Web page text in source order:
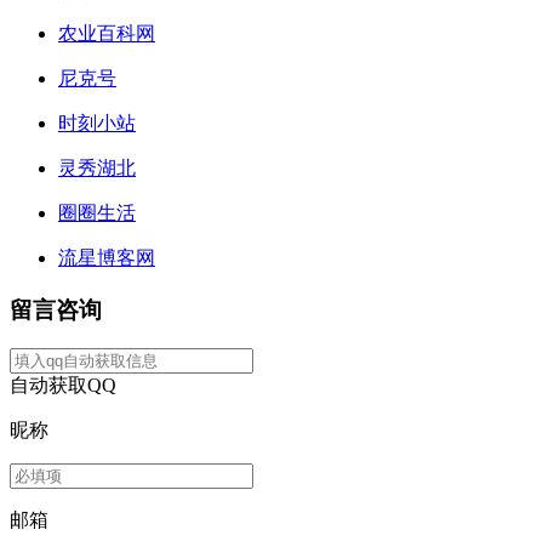
农业百科网
尼克号
时刻小站
灵秀湖北
圈圈生活
流星博客网
留言咨询
自动获取QQ
昵称
邮箱